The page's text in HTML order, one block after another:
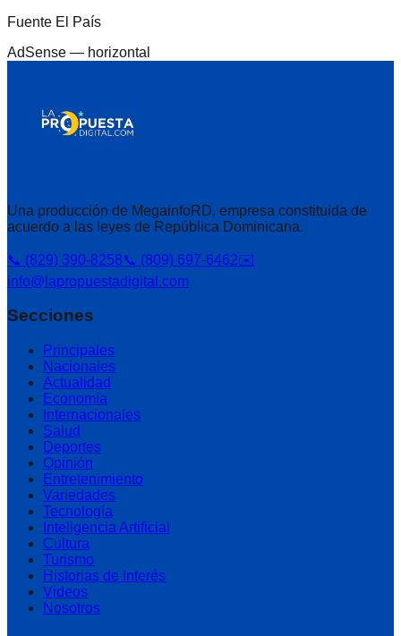
Fuente El País
AdSense — horizontal
Una producción de MegainfoRD, empresa constituida de
acuerdo a las leyes de República Dominicana.
📞 (829) 390-8258📞 (809) 697-6462✉️
info@lapropuestadigital.com
Secciones
Principales
Nacionales
Actualidad
Economía
Internacionales
Salud
Deportes
Opinión
Entretenimiento
Variedades
Tecnología
Inteligencia Artificial
Cultura
Turismo
Historias de Interés
Videos
Nosotros